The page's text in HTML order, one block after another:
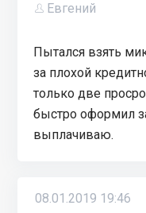
Евгений
Пытался взять
за плохой
только две
быстро оформил
выплачиваю.
08.01.2019 19:46